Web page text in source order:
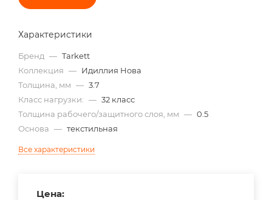
Характеристики
Бренд — Tarkett
Коллекция — Идиллия Нова
Толщина, мм — 3.7
Класс нагрузки: — 32 класс
Толщина рабочего/защитного слоя, мм — 0.5
Основа — текстильная
Все характеристики
Цена: